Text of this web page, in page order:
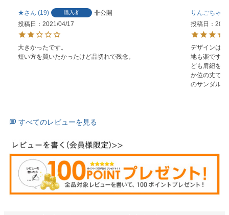
★ 19 購入者
非公開
投稿日
2021/04/17
大きかったです。
短い方を買いたかったけど品切れで残念。
りんごちゃん
投稿日
デザインは
地も楽です
ども肩紐を
か位の丈で
のサンダル
すべてのレビューを見る